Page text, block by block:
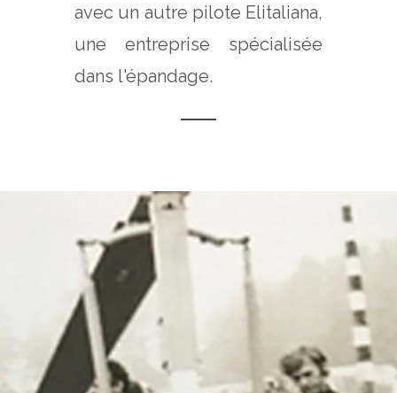
avec un autre pilote Elitaliana,
une entreprise spécialisée
dans l'épandage.